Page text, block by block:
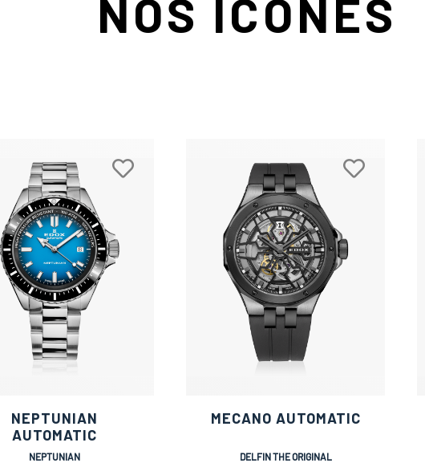
NOS ICONES
NEPTUNIAN
AUTOMATIC
NEPTUNIAN
MECANO AUTOMATIC
DELFIN THE ORIGINAL